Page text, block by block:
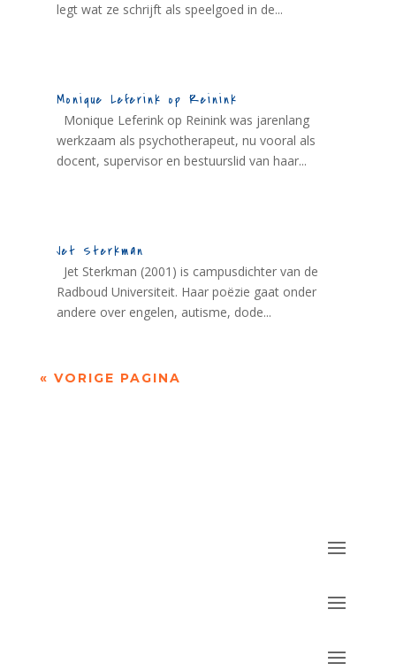
legt wat ze schrijft als speelgoed in de...
Monique Leferink op Reinink
Monique Leferink op Reinink was jarenlang
werkzaam als psychotherapeut, nu vooral als
docent, supervisor en bestuurslid van haar...
Jet Sterkman
Jet Sterkman (2001) is campusdichter van de
Radboud Universiteit. Haar poëzie gaat onder
andere over engelen, autisme, dode...
« VORIGE PAGINA